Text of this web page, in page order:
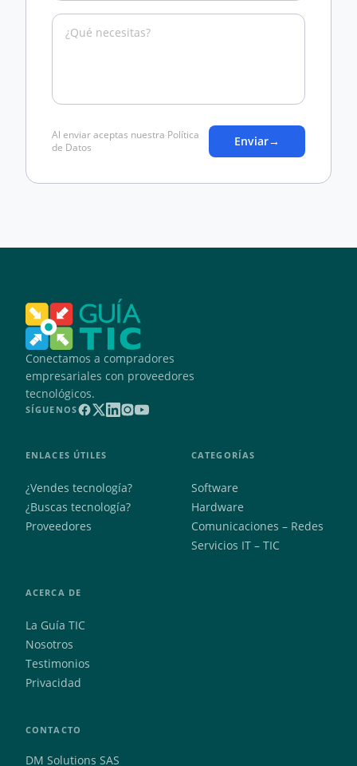
Al enviar aceptas nuestra Política
de Datos
Enviar→
Conectamos a compradores
empresariales con proveedores
tecnológicos.
SÍGUENOS
ENLACES ÚTILES
¿Vendes tecnología?
¿Buscas tecnología?
Proveedores
CATEGORÍAS
Software
Hardware
Comunicaciones – Redes
Servicios IT – TIC
ACERCA DE
La Guía TIC
Nosotros
Testimonios
Privacidad
CONTACTO
DM Solutions SAS